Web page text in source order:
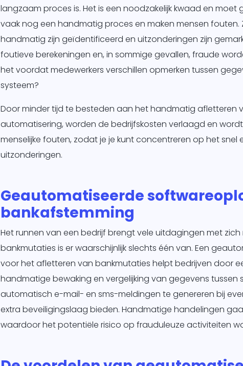
langzaam proces is. Het is een noodzakelijk kwaad en moet
vaak nog een handmatig proces en maken mensen fouten.
handmatig zijn geïdentificeerd en uitzonderingen zijn
foutieve berekeningen en, in sommige gevallen, fraude
het voordat medewerkers verschillen opmerken tussen
systeem?
Door minder tijd te besteden aan het handmatig afletteren
automatisering, worden de bedrijfskosten verlaagd en
menselijke fouten, zodat je je kunt concentreren op het snel
uitzonderingen.
Geautomatiseerde
bankafstemming
Het runnen van een bedrijf brengt vele uitdagingen met
bankmutaties is er waarschijnlijk slechts één van. Een
voor het afletteren van bankmutaties helpt bedrijven door
handmatige bewaking en vergelijking van gegevens tussen
automatisch e-mail- en sms-meldingen te genereren bij
extra beveiligingslaag bieden. Handmatige handelingen
waardoor het potentiële risico op frauduleuze activiteiten